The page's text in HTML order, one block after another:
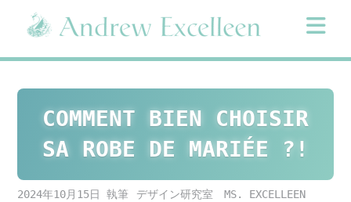
content
COMMENT BIEN CHOISIR
SA ROBE DE MARIÉE ?!
2024年10月15日 デザイン研究室 MS. EXCELLEEN